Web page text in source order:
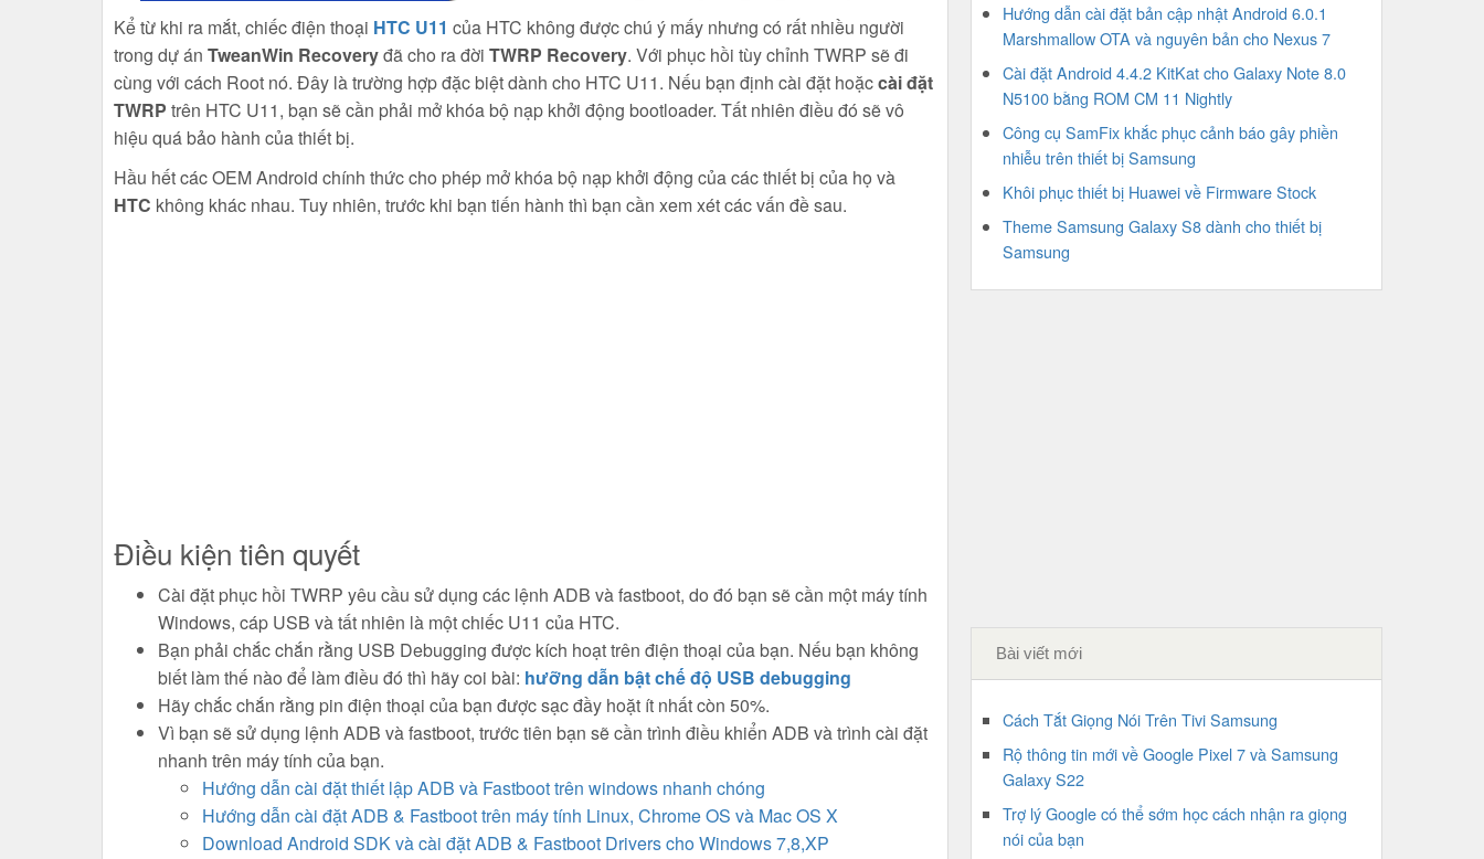
Kể từ khi ra mắt, chiếc điện thoại HTC U11 của HTC không được chú ý mấy nhưng có rất nhiều người
trong dự án TweanWin Recoveryđã cho ra đời TWRP Recovery. Với phục hồi tùy chỉnh TWRP sẽ đi
cùng với cách Root nó. Đây là trường hợp đặc biệt dành cho HTC U11. Nếu bạn định cài đặt hoặccài đặt
TWRP trên HTC U11, bạn sẽ cần phải mở khóa bộ nạp khởi động bootloader. Tất nhiên điều đó sẽ vô
hiệu quá bảo hành của thiết bị.
Hầu hết các OEM Android chính thức cho phép mở khóa bộ nạp khởi động của các thiết bị của họ và
HTC không khác nhau. Tuy nhiên, trước khi bạn tiến hành thì bạn cần xem xét các vấn đề sau.
Điều kiện tiên quyết
Cài đặt phục hồi TWRP yêu cầu sử dụng các lệnh ADB và fastboot, do đó bạn sẽ cần một máy tính
Windows, cáp USB và tất nhiên là một chiếc U11 của HTC.
Bạn phải chắc chắn rằng USB Debugging được kích hoạt trên điện thoại của bạn. Nếu bạn không
biết làm thế nào để làm điều đó thì hãy coi bài: hưỡng dẫn bật chế độ USB debugging
Hãy chắc chắn rằng pin điện thoại của bạn được sạc đầy hoặt ít nhất còn 50%.
Vì bạn sẽ sử dụng lệnh ADB và fastboot, trước tiên bạn sẽ cần trình điều khiển ADB và trình cài đặt
nhanh trên máy tính của bạn.
Hướng dẫn cài đặt thiết lập ADB và Fastboot trên windows nhanh chóng
Hướng dẫn cài đặt ADB & Fastboot trên máy tính Linux, Chrome OS và Mac OS X
Download Android SDK và cài đặt ADB & Fastboot Drivers cho Windows 7,8,XP
Hướng dẫn cài đặt bản cập nhật Android 6.0.1
Marshmallow OTA và nguyên bản cho Nexus 7
Cài đặt Android 4.4.2 KitKat cho Galaxy Note 8.0
N5100 bằng ROM CM 11 Nightly
Công cụ SamFix khắc phục cảnh báo gây phiền
nhiễu trên thiết bị Samsung
Khôi phục thiết bị Huawei về Firmware Stock
Theme Samsung Galaxy S8 dành cho thiết bị
Samsung
Bài viết mới
Cách Tắt Giọng Nói Trên Tivi Samsung
Rộ thông tin mới về Google Pixel 7 và Samsung
Galaxy S22
Trợ lý Google có thể sớm học cách nhận ra giọng
nói của bạn